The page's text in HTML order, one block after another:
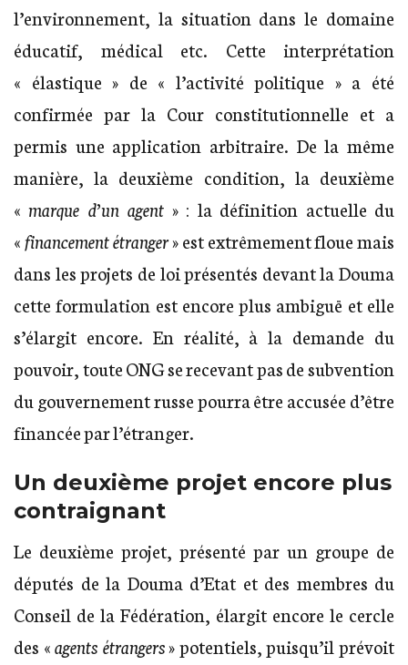
l’environnement, la situation dans le domaine
éducatif, médical etc. Cette interprétation
« élastique » de « l’activité politique » a été
confirmée par la Cour constitutionnelle et a
permis une application arbitraire. De la même
manière, la deuxième condition, la deuxième
«marque d’un agent » : la définition actuelle du
«financement étranger» est extrêmement floue mais
dans les projets de loi présentés devant la Douma
cette formulation est encore plus ambiguë et elle
s’élargit encore. En réalité, à la demande du
pouvoir, toute ONG se recevant pas de subvention
du gouvernement russe pourra être accusée d’être
financée par l’étranger.
Un deuxième projet encore plus
contraignant
Le deuxième projet, présenté par un groupe de
députés de la Douma d’Etat et des membres du
Conseil de la Fédération, élargit encore le cercle
des «agents étrangers» potentiels, puisqu’il prévoit